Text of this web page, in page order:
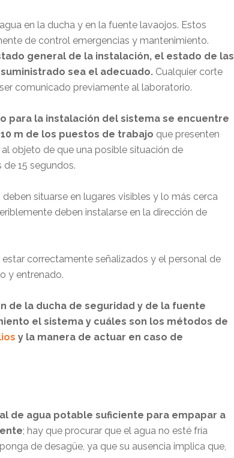
en la ducha y en la fuente lavaojos. Estos
de control emergencias y mantenimiento.
general de la instalación, el estado de las
sea el adecuado. Cualquier corte
comunicado previamente al laboratorio.
para la instalación del sistema se encuentre
m de los puestos de trabajo que presenten
objeto de que una posible situación de
15 segundos.
situarse en lugares visibles y lo más cerca
deben instalarse en la dirección de
correctamente señalizados y el personal de
y entrenado.
de la ducha de seguridad y de la fuente
el sistema y cuáles son los métodos de
y la manera de actuar en caso de
de agua potable suficiente para empapar a
; hay que procurar que el agua no esté fría
de desagüe, ya que su ausencia implica que,